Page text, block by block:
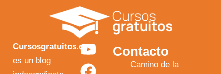
Cursosgratuitos.es
es un blog
Y
o
F
a
I
n
X
-
Contacto
Camino de la